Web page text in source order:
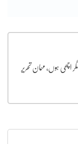
اچھی ہوں، مہمان تحریر